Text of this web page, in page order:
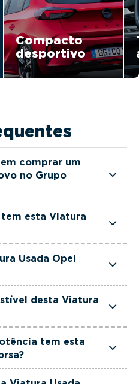
Compacto
desportivo
comprar um
no Grupo
selecionadas
Além disso, dispõe
comerciais dedicada,
a viatura que
necessidades e ao seu
esta Viatura
Usada Opel
desta Viatura
tem esta